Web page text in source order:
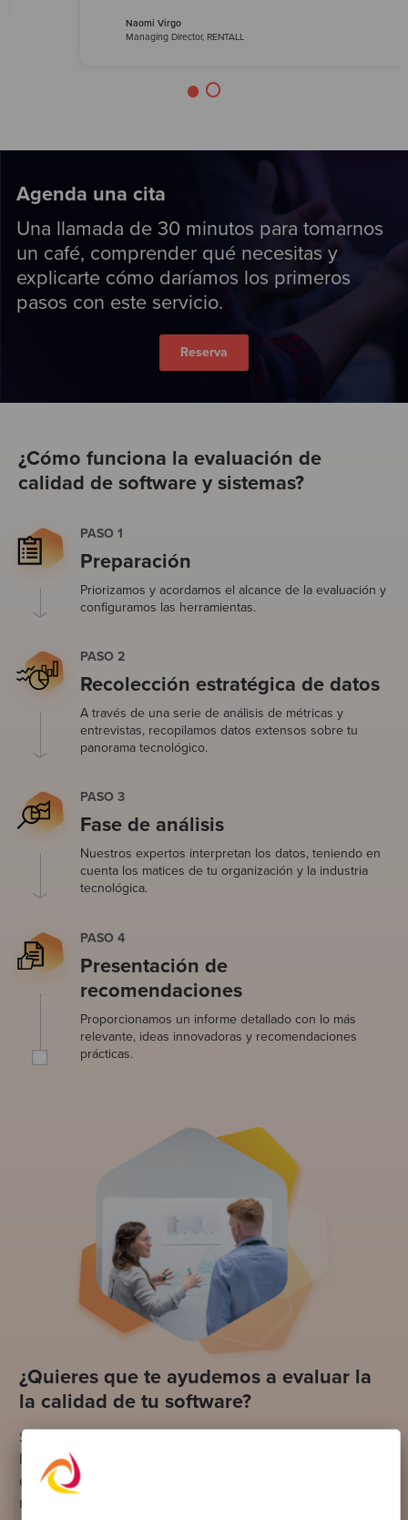
Naomi Virgo
Managing Director, RENTALL
Agenda una cita
Una llamada de 30 minutos para tomarnos
un café, comprender qué necesitas y
explicarte cómo daríamos los primeros
pasos con este servicio.
Reserva
¿Cómo funciona la evaluación de
calidad de software y sistemas?
PASO 1
Preparación
Priorizamos y acordamos el alcance de la evaluación y
configuramos las herramientas.
PASO 2
Recolección estratégica de datos
A través de una serie de análisis de métricas y
entrevistas, recopilamos datos extensos sobre tu
panorama tecnológico.
PASO 3
Fase de análisis
Nuestros expertos interpretan los datos, teniendo en
cuenta los matices de tu organización y la industria
tecnológica.
PASO 4
Presentación de
recomendaciones
Proporcionamos un informe detallado con lo más
relevante, ideas innovadoras y recomendaciones
prácticas.
¿Quieres que te ayudemos a evaluar la
la calidad de tu software?
Si necesitas evaluar cómo tu software se adapta a
los planes crecimiento de tu empresa o verificar
que tu equipo tiene las habilidades necesarias para
respaldar tu estrategia de producto,